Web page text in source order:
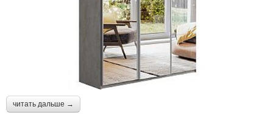
читать дальше →